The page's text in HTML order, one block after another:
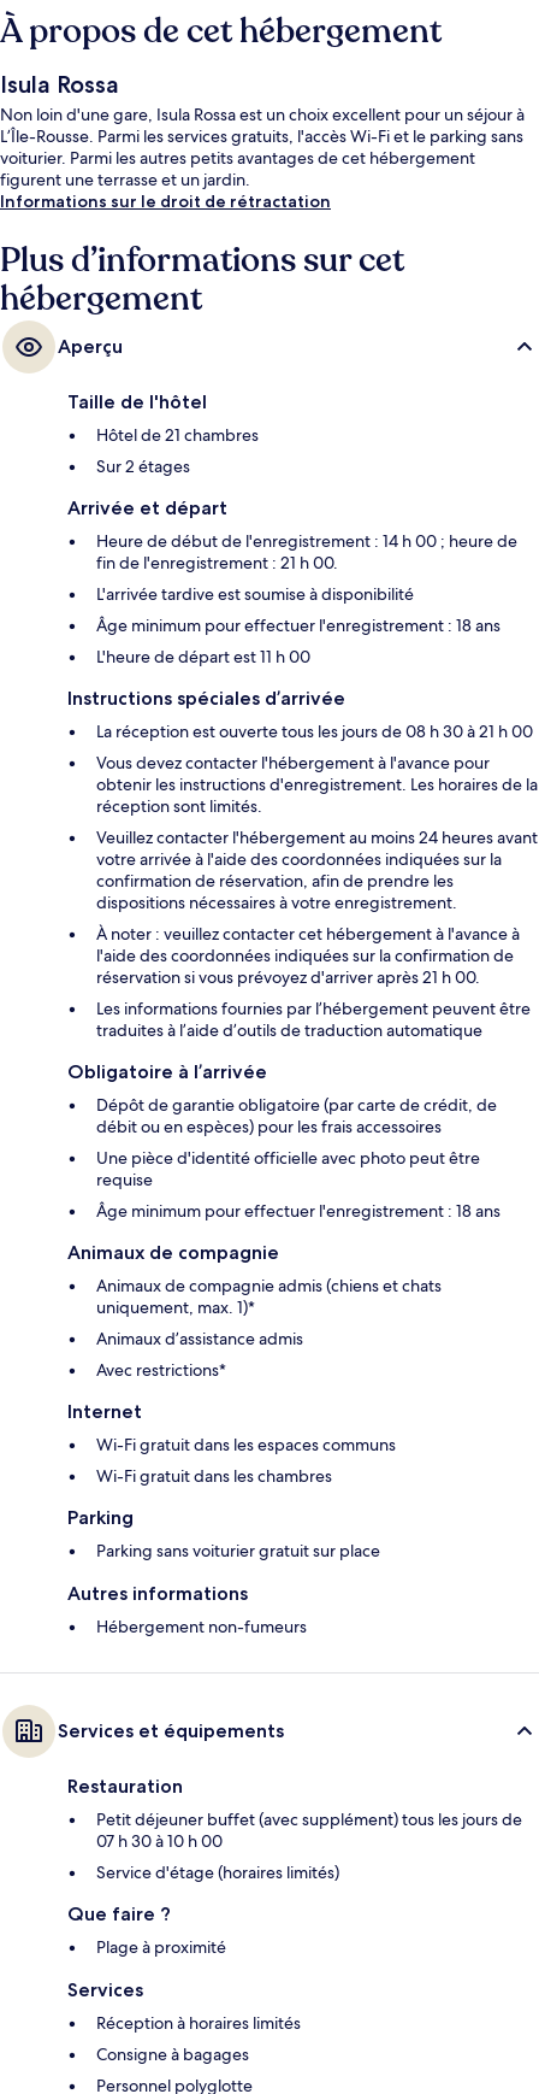
À propos de cet hébergement
Isula Rossa
Non loin d'une gare, Isula Rossa est un choix excellent pour un séjour à
L’Île-Rousse. Parmi les services gratuits, l'accès Wi-Fi et le parking sans
voiturier. Parmi les autres petits avantages de cet hébergement
figurent une terrasse et un jardin.
Informations sur le droit de rétractation
Plus d’informations sur cet
hébergement
Aperçu
Taille de l'hôtel
Hôtel de 21 chambres
Sur 2 étages
Arrivée et départ
Heure de début de l'enregistrement : 14 h 00 ; heure de
fin de l'enregistrement : 21 h 00.
L'arrivée tardive est soumise à disponibilité
Âge minimum pour effectuer l'enregistrement : 18 ans
L'heure de départ est 11 h 00
Instructions spéciales d’arrivée
La réception est ouverte tous les jours de 08 h 30 à 21 h 00
Vous devez contacter l'hébergement à l'avance pour
obtenir les instructions d'enregistrement. Les horaires de la
réception sont limités.
Veuillez contacter l'hébergement au moins 24 heures avant
votre arrivée à l'aide des coordonnées indiquées sur la
confirmation de réservation, afin de prendre les
dispositions nécessaires à votre enregistrement.
À noter : veuillez contacter cet hébergement à l'avance à
l'aide des coordonnées indiquées sur la confirmation de
réservation si vous prévoyez d'arriver après 21 h 00.
Les informations fournies par l’hébergement peuvent être
traduites à l’aide d’outils de traduction automatique
Obligatoire à l’arrivée
Dépôt de garantie obligatoire (par carte de crédit, de
débit ou en espèces) pour les frais accessoires
Une pièce d'identité officielle avec photo peut être
requise
Âge minimum pour effectuer l'enregistrement : 18 ans
Animaux de compagnie
Animaux de compagnie admis (chiens et chats
uniquement, max. 1)*
Animaux d’assistance admis
Avec restrictions*
Internet
Wi-Fi gratuit dans les espaces communs
Wi-Fi gratuit dans les chambres
Parking
Parking sans voiturier gratuit sur place
Autres informations
Hébergement non-fumeurs
Services et équipements
Restauration
Petit déjeuner buffet (avec supplément) tous les jours de
07 h 30 à 10 h 00
Service d'étage (horaires limités)
Que faire ?
Plage à proximité
Services
Réception à horaires limités
Consigne à bagages
Personnel polyglotte